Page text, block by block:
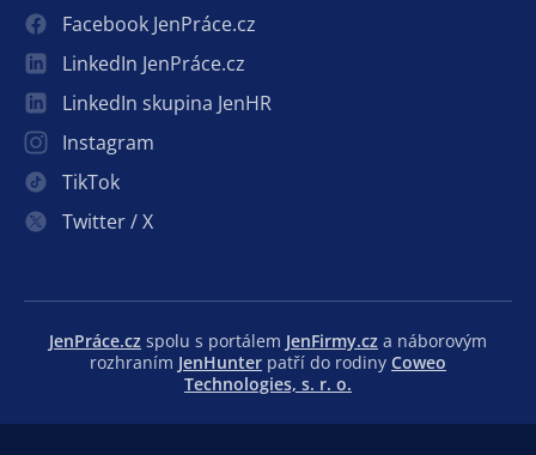
Facebook JenPráce.cz
LinkedIn JenPráce.cz
LinkedIn skupina JenHR
Instagram
TikTok
Twitter / X
JenPráce.cz spolu s portálem JenFirmy.cz a náborovým
rozhraním JenHunter patří do rodiny Coweo
Technologies, s. r. o.